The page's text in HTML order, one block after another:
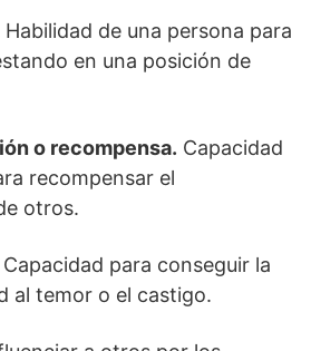
Habilidad de una persona para
en una posición de
o recompensa. Capacidad
recompensar el
otros.
Capacidad para conseguir la
al temor o el castigo.